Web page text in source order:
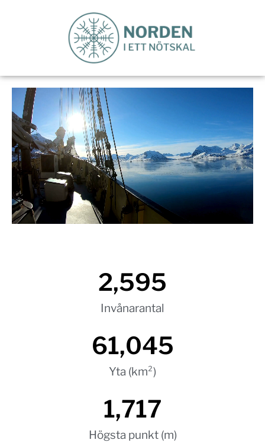
Invånarantal
2,595
Yta (km²)
61,045
Högsta punkt (m)
1,717